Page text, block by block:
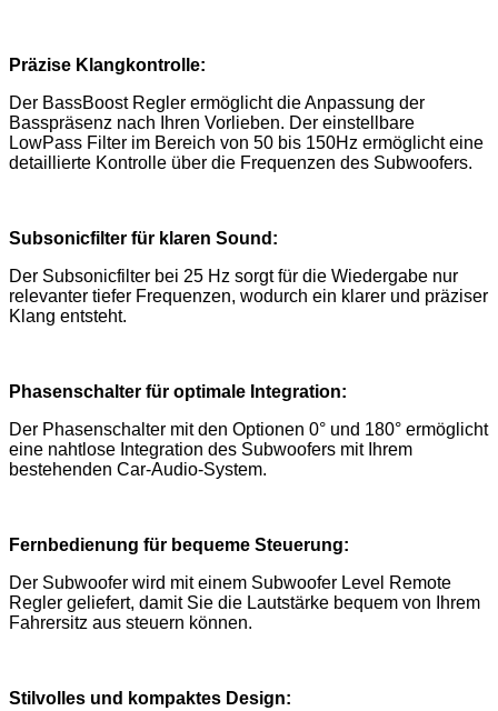
Präzise Klangkontrolle:
Der BassBoost Regler ermöglicht die Anpassung der
Basspräsenz nach Ihren Vorlieben. Der einstellbare
LowPass Filter im Bereich von 50 bis 150Hz ermöglicht eine
detaillierte Kontrolle über die Frequenzen des Subwoofers.
Subsonicfilter für klaren Sound:
Der Subsonicfilter bei 25 Hz sorgt für die Wiedergabe nur
relevanter tiefer Frequenzen, wodurch ein klarer und präziser
Klang entsteht.
Phasenschalter für optimale Integration:
Der Phasenschalter mit den Optionen 0° und 180° ermöglicht
eine nahtlose Integration des Subwoofers mit Ihrem
bestehenden Car-Audio-System.
Fernbedienung für bequeme Steuerung:
Der Subwoofer wird mit einem Subwoofer Level Remote
Regler geliefert, damit Sie die Lautstärke bequem von Ihrem
Fahrersitz aus steuern können.
Stilvolles und kompaktes Design: